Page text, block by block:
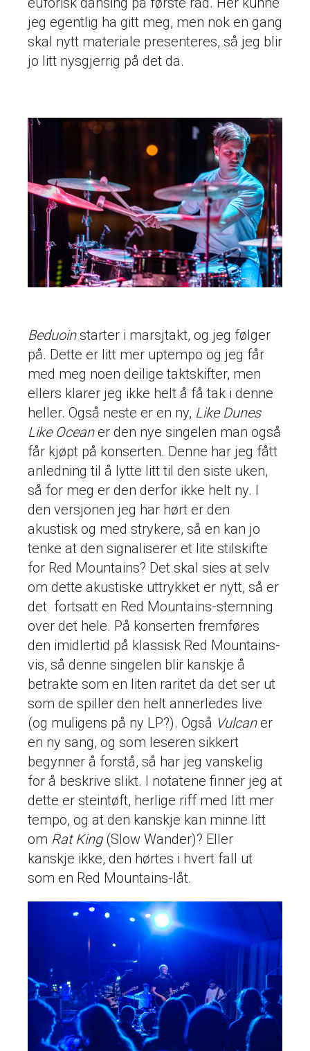
jeg egentlig ha gitt meg, men nok en gang
skal nytt materiale presenteres, så jeg blir
jo litt nysgjerrig på det da.
Beduoinstarter i marsjtakt, og jeg følger
på. Dette er litt mer uptempo og jeg får
med meg noen deilige taktskifter, men
ellers klarer jeg ikke helt å få tak i denne
heller. Også neste er en ny, Like Dunes
Like Oceaner den nye singelen man også
får kjøpt på konserten. Denne har jeg fått
anledning til å lytte litt til den siste uken,
så for meg er den derfor ikke helt ny. I
den versjonen jeg har hørt er den
akustisk og med strykere, så en kan jo
tenke at den signaliserer et lite stilskifte
for Red Mountains? Det skal sies at selv
om dette akustiske uttrykket er nytt, så er
det fortsatt en Red Mountains-stemning
over det hele. På konserten fremføres
den imidlertid på klassisk Red Mountains-
vis, så denne singelen blir kanskje å
betrakte som en liten raritet da det ser ut
som de spiller den helt annerledes live
(og muligens på ny LP?). Også Vulcaner
en ny sang, og som leseren sikkert
begynner å forstå, så har jeg vanskelig
for å beskrive slikt. I notatene finner jeg at
dette er steintøft, herlige riff med litt mer
tempo, og at den kanskje kan minne litt
om Rat King (Slow Wander)? Eller
kanskje ikke, den hørtes i hvert fall ut
som en Red Mountains-låt.